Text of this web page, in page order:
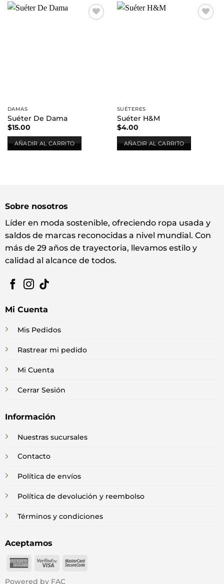
DAMAS
Suéter De Dama
$15.00
AÑADIR AL CARRITO
SUÉTERES
Suéter H&M
$4.00
AÑADIR AL CARRITO
Sobre nosotros
Líder en moda sostenible, ofreciendo ropa usada y
saldos de marcas reconocidas a nivel mundial. Con
más de 29 años de trayectoria, llevamos estilo y
calidad al alcance de todos.
Mi Cuenta
Mis Pedidos
Rastrear mi pedido
Mi Cuenta
Cerrar Sesión
Información
Nuestras sucursales
Contacto
Política de envíos
Política de devolución y reembolso
Términos y condiciones
Aceptamos
American
Visa
MasterCard
Powered by FAC